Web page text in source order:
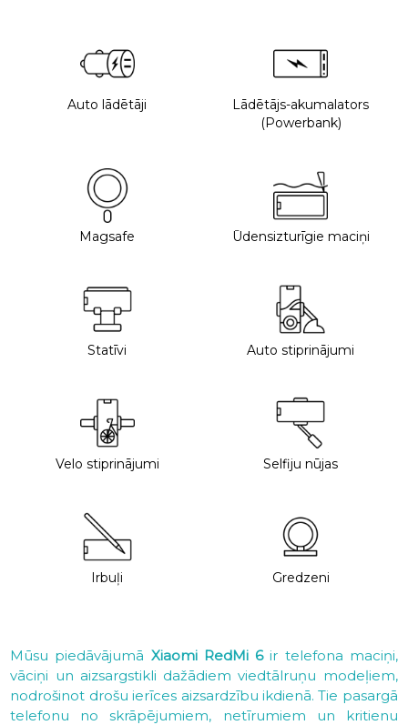
Auto lādētāji
Lādētājs-akumalators
(Powerbank)
Magsafe Ūdensizturīgie maciņi
Statīvi Auto stiprinājumi
Velo stiprinājumi Selfiju nūjas
Irbuļi Gredzeni
Mūsu piedāvājumā Xiaomi RedMi 6ir telefona maciņi,
vāciņi un aizsargstikli dažādiem viedtālruņu modeļiem,
nodrošinot drošu ierīces aizsardzību ikdienā. Tie pasargā
telefonu no skrāpējumiem, netīrumiem un kritienu